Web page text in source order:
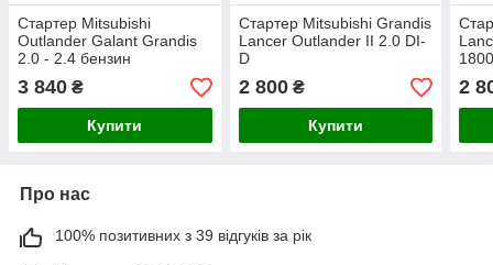
Стартер Mitsubishi
Outlander Galant Grandis
2.0 - 2.4 бензин
3 840 ₴
Купити
Стартер Mitsubishi Grandis
Lancer Outlander II 2.0 DI-
D
2 800₴
Купити
2
Про нас
100% позитивних з 39 відгуків за рік